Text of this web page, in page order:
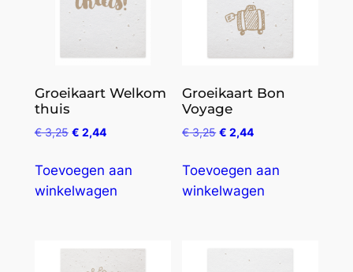
Groeikaart Welkom
thuis
€3,25 € 2,44
Toevoegen aan
winkelwagen
Groeikaart Bon
Voyage
€3,25 € 2,44
Toevoegen aan
winkelwagen